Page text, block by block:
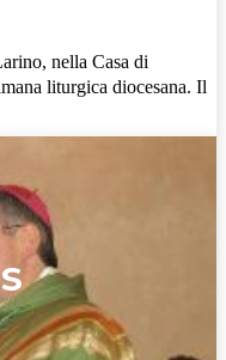
nella Casa di
liturgica diocesana. Il